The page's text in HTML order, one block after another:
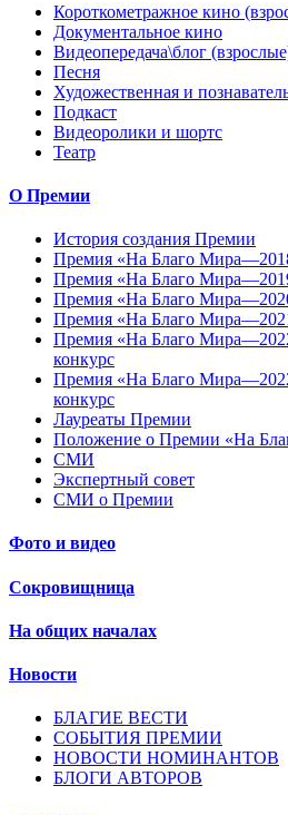
Короткометражное кино
Документальное кино
Видеопередача\блог
Песня
Художественная и
Подкаст
Видеоролики и шортс
Театр
О Премии
История создания Премии
Премия «На Благо
Премия «На Благо
Премия «На Благо
Премия «На Благо
Премия «На Благо
конкурс
Премия «На Благо
конкурс
Лауреаты Премии
Положение о Премии «На
СМИ
Экспертный совет
СМИ о Премии
Фото и видео
Сокровищница
На общих началах
Новости
БЛАГИЕ ВЕСТИ
СОБЫТИЯ ПРЕМИИ
НОВОСТИ НОМИНАНТОВ
БЛОГИ АВТОРОВ